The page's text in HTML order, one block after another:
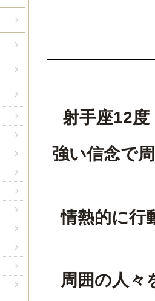
射手座12
強い信念で
情熱的に行
周囲の人々